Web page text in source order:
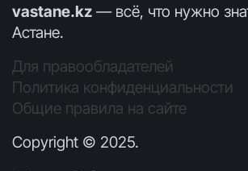
vastane.kz — всё, что нужно
Астане.
Для правообладателей
Политика конфиденциальности
Общие правила на сайте
Copyright © 2025.